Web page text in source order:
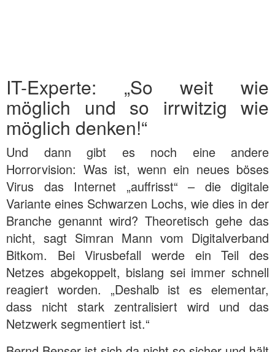
IT-Experte: „So weit wie
möglich und so irrwitzig wie
möglich denken!“
Und dann gibt es noch eine andere
Horrorvision: Was ist, wenn ein neues böses
Virus das Internet „auffrisst“ – die digitale
Variante eines Schwarzen Lochs, wie dies in der
Branche genannt wird? Theoretisch gehe das
nicht, sagt Simran Mann vom Digitalverband
Bitkom. Bei Virusbefall werde ein Teil des
Netzes abgekoppelt, bislang sei immer schnell
reagiert worden. „Deshalb ist es elementar,
dass nicht stark zentralisiert wird und das
Netzwerk segmentiert ist.“